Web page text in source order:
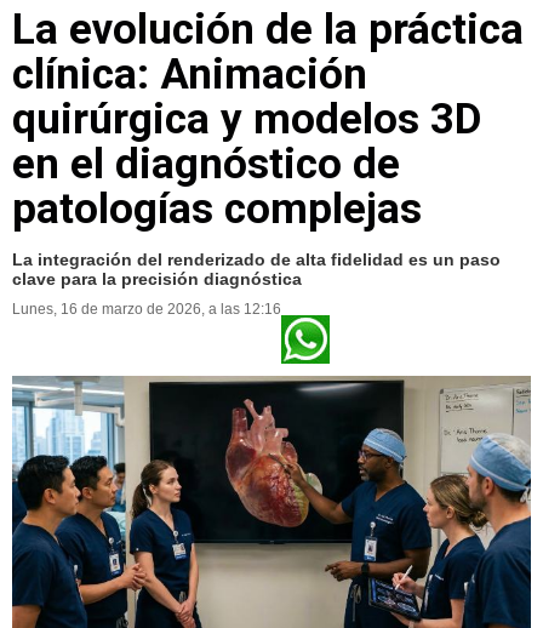
La evolución de la práctica
clínica: Animación
quirúrgica y modelos 3D
en el diagnóstico de
patologías complejas
La integración del renderizado de alta fidelidad es un paso
clave para la precisión diagnóstica
Lunes, 16 de marzo de 2026, a las 12:16